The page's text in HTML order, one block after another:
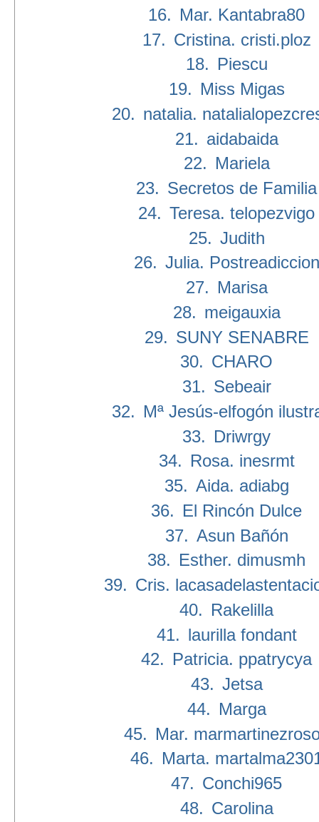
16. Mar. Kantabra80
17. Cristina. cristi.ploz
18. Piescu
19. Miss Migas
20. natalia.
21. aidabaida
22. Mariela
23. Secretos de Familia
24. Teresa. telopezvigo
25. Judith
26. Julia. Postreadiccion
27. Marisa
28. meigauxia
29. SUNY SENABRE
30. CHARO
31. Sebeair
32. Mª Jesús-elfogón
33. Driwrgy
34. Rosa. inesrmt
35. Aida. adiabg
36. El Rincón Dulce
37. Asun Bañón
38. Esther. dimusmh
39. Cris.
40. Rakelilla
41. laurilla fondant
42. Patricia. ppatrycya
43. Jetsa
44. Marga
45. Mar.
46. Marta.
47. Conchi965
48. Carolina